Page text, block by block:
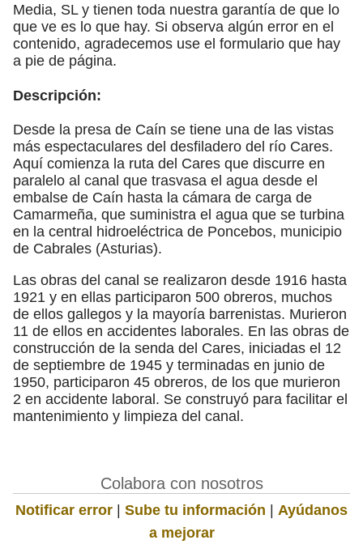
Media, SL y tienen toda nuestra garantía de que lo
que ve es lo que hay. Si observa algún error en el
contenido, agradecemos use el formulario que hay
a pie de página.
Descripción:
Desde la presa de Caín se tiene una de las vistas
más espectaculares del desfiladero del río Cares.
Aquí comienza la ruta del Cares que discurre en
paralelo al canal que trasvasa el agua desde el
embalse de Caín hasta la cámara de carga de
Camarmeña, que suministra el agua que se turbina
en la central hidroeléctrica de Poncebos, municipio
de Cabrales (Asturias).
Las obras del canal se realizaron desde 1916 hasta
1921 y en ellas participaron 500 obreros, muchos
de ellos gallegos y la mayoría barrenistas. Murieron
11 de ellos en accidentes laborales. En las obras de
construcción de la senda del Cares, iniciadas el 12
de septiembre de 1945 y terminadas en junio de
1950, participaron 45 obreros, de los que murieron
2 en accidente laboral. Se construyó para facilitar el
mantenimiento y limpieza del canal.
Colabora con nosotros
Notificar error | Sube tu información | Ayúdanos
a mejorar